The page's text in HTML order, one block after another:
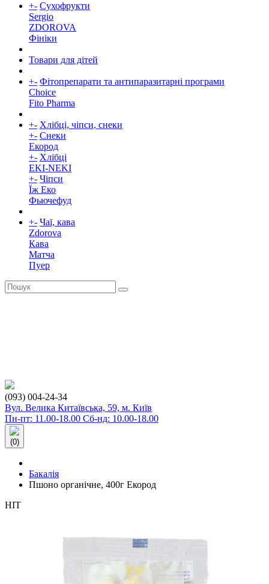
+- Сухофрукти
Sergio
ZDOROVA
Фініки
Товари для дітей
+- Фітопрепарати та антипаразитарні програми
Choice
Fito Pharma
+- Хлібці, чіпси, снеки
+- Снеки
Екород
+- Хлібці
EKI-NEKI
+- Чіпси
Їж Еко
Фьючефуд
+- Чаї, кава
Zdorova
Кава
Матча
Пуер
(093) 004-24-34
Вул. Велика Китаївська, 59, м. Київ
Пн-пт: 11.00-18.00 Сб-нд: 10.00-18.00
(0)
Бакалія
Пшоно органічне, 400г Екород
HIT